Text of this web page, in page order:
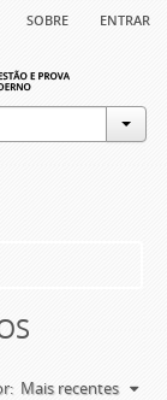
sobre entrar
Mais recentes